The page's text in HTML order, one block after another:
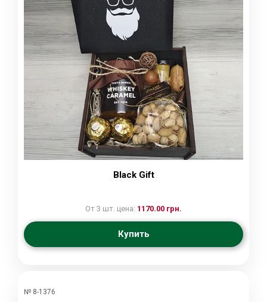
Black Gift
От 3 шт. цена: 1170.00 грн.
Купить
№ 8-1376